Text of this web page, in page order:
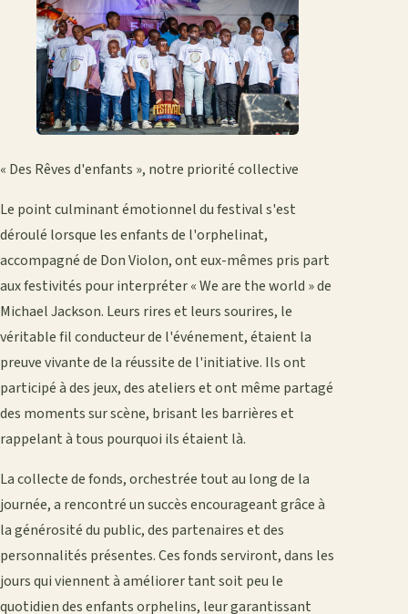
« Des Rêves d'enfants », notre priorité collective
Le point culminant émotionnel du festival s'est
déroulé lorsque les enfants de l'orphelinat,
accompagné de Don Violon, ont eux-mêmes pris part
aux festivités pour interpréter « We are the world » de
Michael Jackson. Leurs rires et leurs sourires, le
véritable fil conducteur de l'événement, étaient la
preuve vivante de la réussite de l'initiative. Ils ont
participé à des jeux, des ateliers et ont même partagé
des moments sur scène, brisant les barrières et
rappelant à tous pourquoi ils étaient là.
La collecte de fonds, orchestrée tout au long de la
journée, a rencontré un succès encourageant grâce à
la générosité du public, des partenaires et des
personnalités présentes. Ces fonds serviront, dans les
jours qui viennent à améliorer tant soit peu le
quotidien des enfants orphelins, leur garantissant